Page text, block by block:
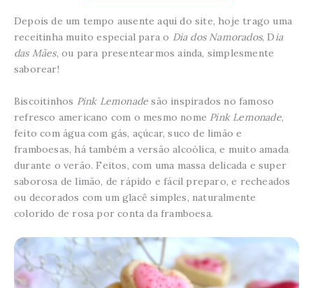
Depois de um tempo ausente aqui do site, hoje trago uma
receitinha muito especial para o Dia dos Namorados, Dia
das Mães, ou para presentearmos ainda, simplesmente
saborear!
Biscoitinhos Pink Lemonade são inspirados no famoso
refresco americano com o mesmo nome Pink Lemonade,
feito com água com gás, açúcar, suco de limão e
framboesas, há também a versão alcoólica, e muito amada
durante o verão. Feitos, com uma massa delicada e super
saborosa de limão, de rápido e fácil preparo, e recheados
ou decorados com um glacê simples, naturalmente
colorido de rosa por conta da framboesa.